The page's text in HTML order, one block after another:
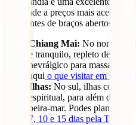
qualidade a preços mais
praticantes de braços abertos.
Chiang Mai: No norte
e tranquilo, repleto de
nevrálgico para massagens
aqui o que visitar em
Ilhas: No sul, ilhas como
espiritual, para além das
beira-mar. Podes planear a
7, 10 e 15 dias pela